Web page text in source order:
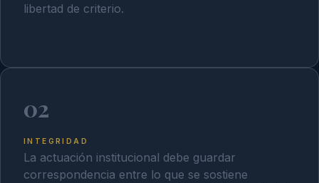
libertad de criterio.
02
INTEGRIDAD
La actuación institucional debe guardar
correspondencia entre lo que se sostiene